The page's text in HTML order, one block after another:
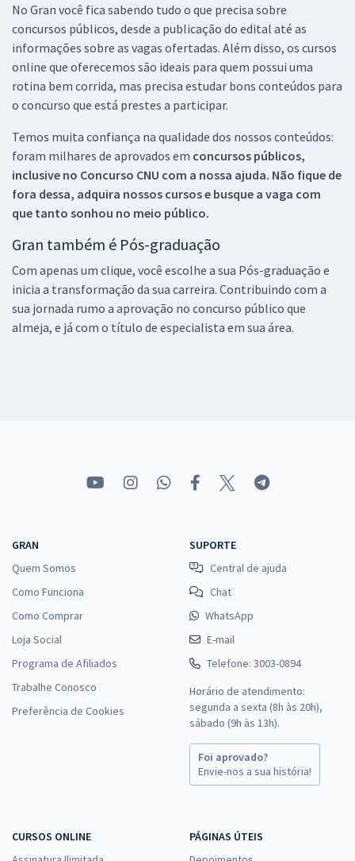
No Gran você fica sabendo tudo o que precisa sobre
concursos públicos, desde a publicação do edital até as
informações sobre as vagas ofertadas. Além disso, os cursos
online que oferecemos são ideais para quem possui uma
rotina bem corrida, mas precisa estudar bons conteúdos para
o concurso que está prestes a participar.
Temos muita confiança na qualidade dos nossos conteúdos:
foram milhares de aprovados em concursos públicos,
inclusive no Concurso CNU com a nossa ajuda. Não fique de
fora dessa, adquira nossos cursos e busque a vaga com
que tanto sonhou no meio público.
Gran também é Pós-graduação
Com apenas um clique, você escolhe a sua Pós-graduação e
inicia a transformação da sua carreira. Contribuindo com a
sua jornada rumo a aprovação no concurso público que
almeja, e já com o título de especialista em sua área.
GRAN
Quem Somos
Como Funciona
Como Comprar
Loja Social
Programa de Afiliados
Trabalhe Conosco
Preferência de Cookies
SUPORTE
Central de ajuda
Chat
WhatsApp
E-mail
Telefone: 3003-0894
Horário de atendimento:
segunda a sexta (8h às 20h),
sábado (9h às 13h).
Foi aprovado?
Envie-nos a sua história!
CURSOS ONLINE
PÁGINAS ÚTEIS